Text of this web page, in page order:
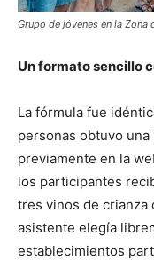
Grupo de jóvenes en la Zona
Un formato sencillo
La fórmula fue
personas obtuvo
previamente en la
los participantes
tres vinos de crianza
asistente elegía
establecimientos